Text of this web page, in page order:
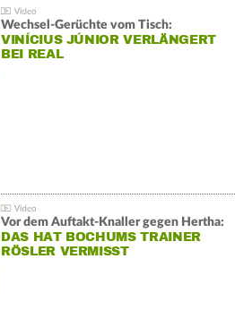
Wechsel-Gerüchte vom Tisch:
VINÍCIUS JÚNIOR VERLÄNGERT
BEI REAL
Vor dem Auftakt-Knaller gegen Hertha:
DAS HAT BOCHUMS TRAINER
RÖSLER VERMISST